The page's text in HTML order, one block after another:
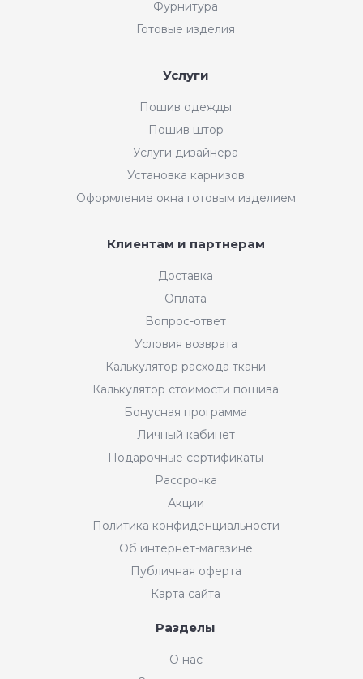
Интернет-магазин "Мир
Фурнитура
Готовые изделия
Услуги
Пошив одежды
Пошив штор
Услуги дизайнера
Установка карнизов
Оформление окна готовым изделием
Клиентам и партнерам
Доставка
Оплата
Вопрос-ответ
Условия возврата
Калькулятор расхода ткани
Калькулятор стоимости пошива
Бонусная программа
Личный кабинет
Подарочные сертификаты
Рассрочка
Акции
Политика конфиденциальности
Об интернет-магазине
Публичная оферта
Карта сайта
Разделы
О нас